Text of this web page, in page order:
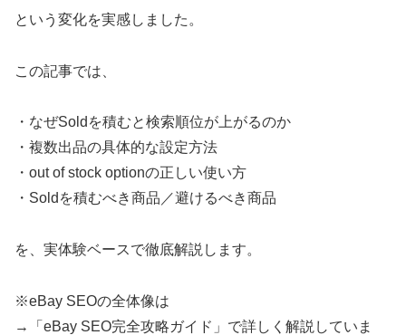
という変化を実感しました。
この記事では、
・なぜSoldを積むと検索順位が上がるのか
・複数出品の具体的な設定方法
・out of stock optionの正しい使い方
・Soldを積むべき商品／避けるべき商品
を、実体験ベースで徹底解説します。
※eBay SEOの全体像は
→「eBay SEO完全攻略ガイド」で詳しく解説していま